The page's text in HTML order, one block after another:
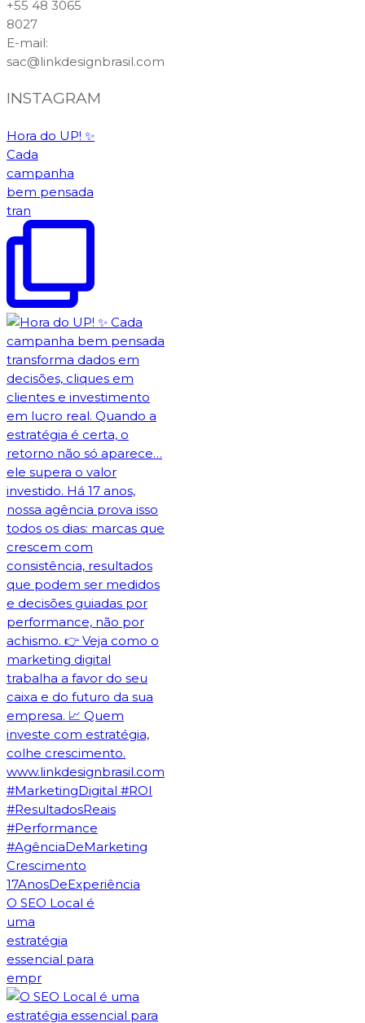
+55 48 3065
8027
E-mail:
sac@linkdesignbrasil.com
INSTAGRAM
Hora do UP! ✨️
Cada
campanha
bem pensada
tran
O SEO Local é
uma
estratégia
essencial para
empr